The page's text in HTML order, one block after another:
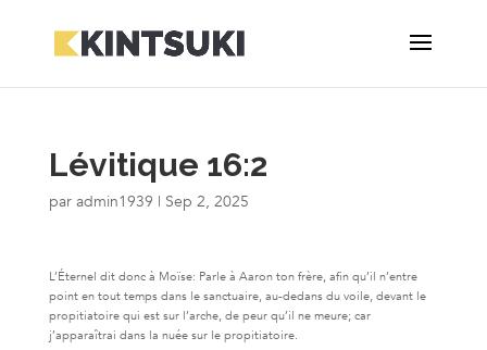
Lévitique 16:2
par admin1939 | Sep 2, 2025
L’Éternel dit donc à Moïse: Parle à Aaron ton frère, afin qu’il n’entre
point en tout temps dans le sanctuaire, au-dedans du voile, devant le
propitiatoire qui est sur l’arche, de peur qu’il ne meure; car
j’apparaîtrai dans la nuée sur le propitiatoire.